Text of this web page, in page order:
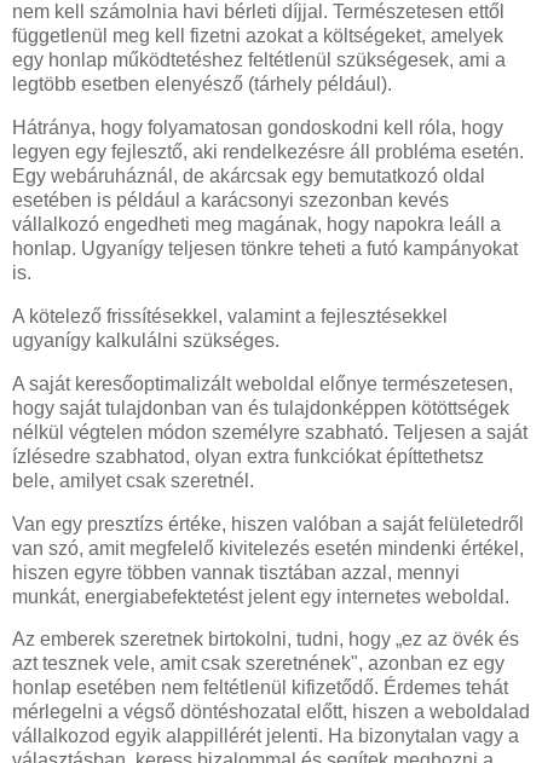
nem kell számolnia havi bérleti díjjal. Természetesen ettől
függetlenül meg kell fizetni azokat a költségeket, amelyek
egy honlap működtetéshez feltétlenül szükségesek, ami a
legtöbb esetben elenyésző (tárhely például).
Hátránya, hogy folyamatosan gondoskodni kell róla, hogy
legyen egy fejlesztő, aki rendelkezésre áll probléma esetén.
Egy webáruháznál, de akárcsak egy bemutatkozó oldal
esetében is például a karácsonyi szezonban kevés
vállalkozó engedheti meg magának, hogy napokra leáll a
honlap. Ugyanígy teljesen tönkre teheti a futó kampányokat
is.
A kötelező frissítésekkel, valamint a fejlesztésekkel
ugyanígy kalkulálni szükséges.
A saját keresőoptimalizált weboldal előnye természetesen,
hogy saját tulajdonban van és tulajdonképpen kötöttségek
nélkül végtelen módon személyre szabható. Teljesen a saját
ízlésedre szabhatod, olyan extra funkciókat építtethetsz
bele, amilyet csak szeretnél.
Van egy presztízs értéke, hiszen valóban a saját felületedről
van szó, amit megfelelő kivitelezés esetén mindenki értékel,
hiszen egyre többen vannak tisztában azzal, mennyi
munkát, energiabefektetést jelent egy internetes weboldal.
Az emberek szeretnek birtokolni, tudni, hogy „ez az övék és
azt tesznek vele, amit csak szeretnének", azonban ez egy
honlap esetében nem feltétlenül kifizetődő. Érdemes tehát
mérlegelni a végső döntéshozatal előtt, hiszen a weboldalad
vállalkozod egyik alappillérét jelenti. Ha bizonytalan vagy a